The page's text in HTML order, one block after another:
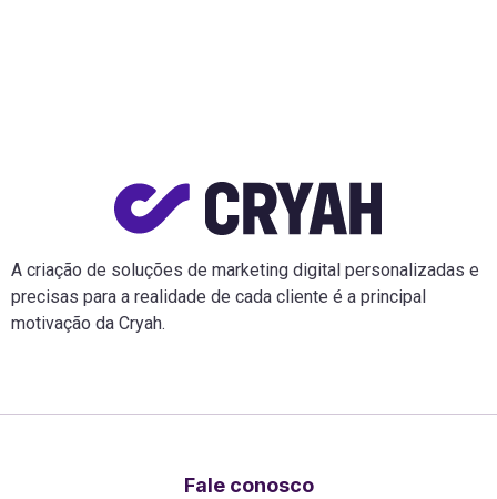
A criação de soluções de marketing digital personalizadas e
precisas para a realidade de cada cliente é a principal
motivação da Cryah.
Fale conosco